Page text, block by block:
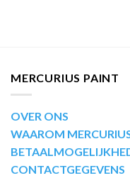
MERCURIUS PAINT
OVER ONS
WAAROM
CONTACTGEGEVENS